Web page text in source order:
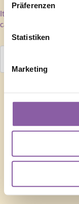
Präferenzen
Statistiken
Marketing
It seems we can’t find
can help.